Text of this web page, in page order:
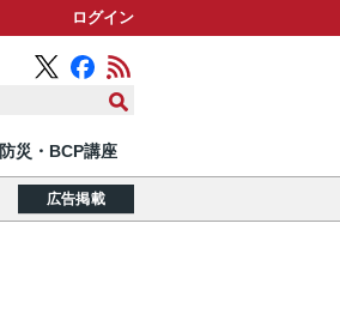
ログイン
防災・BCP講座
広告掲載